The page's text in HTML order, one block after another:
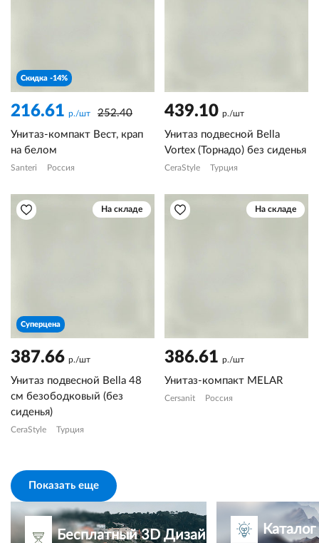
Скидка -14%
216.61 р./шт
252.40
Унитаз-компакт Вест, крап
на белом
Santeri Россия
439.10 р./шт
Унитаз подвесной Bella
Vortex (Торнадо) без сиденья
CeraStyle Турция
На складе
Суперцена
387.66 р./шт
Унитаз подвесной Bella 48
см безободковый (без
сиденья)
CeraStyle Турция
На складе
386.61 р./шт
Унитаз-компакт MELAR
Cersanit Россия
Показать еще
Бесплатный 3D Дизайн-проект